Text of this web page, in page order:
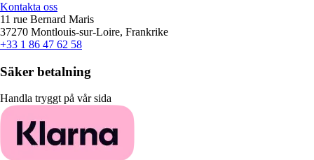
Kontakta oss
11 rue Bernard Maris
37270 Montlouis-sur-Loire, Frankrike
+33 1 86 47 62 58
Säker betalning
Handla tryggt på vår sida